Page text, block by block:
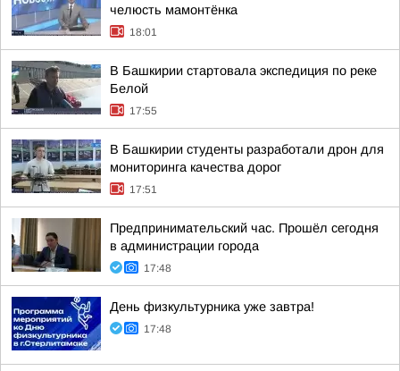
челюсть мамонтёнка
18:01
В Башкирии стартовала экспедиция по реке
Белой
17:55
В Башкирии студенты разработали дрон для
мониторинга качества дорог
17:51
Предпринимательский час. Прошёл сегодня
в администрации города
17:48
День физкультурника уже завтра!
17:48